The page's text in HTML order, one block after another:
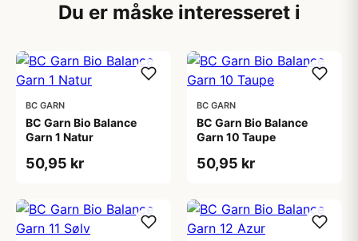
Du er måske interesseret i
BC GARN
BC Garn Bio Balance
Garn 1 Natur
50,95 kr
BC GARN
BC Garn Bio Balance
Garn 10 Taupe
50,95 kr